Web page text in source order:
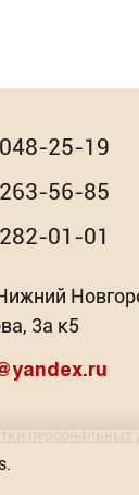
25-19
56-85
01-01
3а к5
персональных